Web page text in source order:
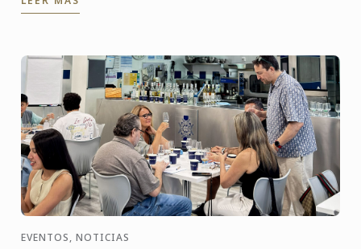
con Renault, ...
EVENTOS, NOTICIAS